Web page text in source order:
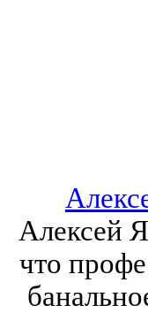
Алексей
что